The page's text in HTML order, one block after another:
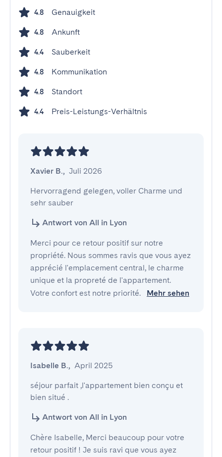
4.8 Genauigkeit
4.8 Ankunft
4.4 Sauberkeit
4.8 Kommunikation
4.8 Standort
4.4 Preis-Leistungs-Verhältnis
Xavier B., Juli 2026
Hervorragend gelegen, voller Charme und
sehr sauber
Antwort von All in Lyon
Merci pour ce retour positif sur notre
propriété. Nous sommes ravis que vous ayez
apprécié l'emplacement central, le charme
unique et la propreté de l'appartement.
Votre confort est notre priorité.
Mehr sehen
Isabelle B., April 2025
séjour parfait ,l'appartement bien conçu et
bien situé .
Antwort von All in Lyon
Chère Isabelle, Merci beaucoup pour votre
retour positif ! Je suis ravi que vous ayez